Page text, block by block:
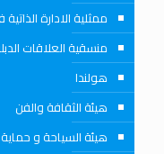
ممثلية الادارة
منسقية العلاقات
هولندا
هيئة الثقافة والفن
هيئة السياحة و حماية